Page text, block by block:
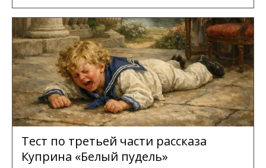
Тест по третьей части рассказа
Куприна «Белый пудель»